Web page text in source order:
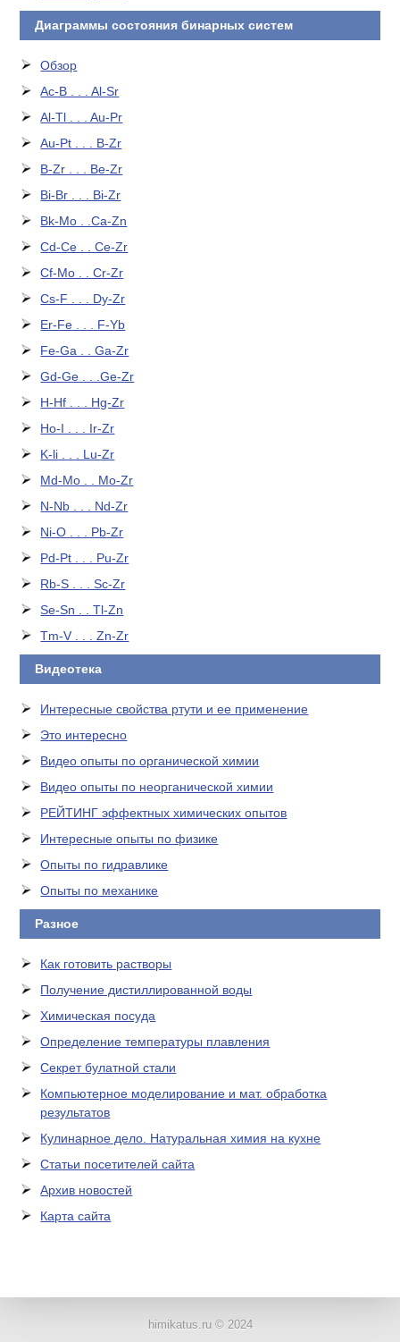
Диаграммы состояния бинарных систем
Обзор
Ac-B . . . Al-Sr
Al-Tl . . . Au-Pr
Au-Pt . . . B-Zr
B-Zr . . . Be-Zr
Bi-Br . . . Bi-Zr
Bk-Mo . .Ca-Zn
Cd-Ce . . Ce-Zr
Cf-Mo . . Cr-Zr
Cs-F . . . Dy-Zr
Er-Fe . . . F-Yb
Fe-Ga . . Ga-Zr
Gd-Ge . . .Ge-Zr
H-Hf . . . Hg-Zr
Ho-I . . . Ir-Zr
K-li . . . Lu-Zr
Md-Mo . . Mo-Zr
N-Nb . . . Nd-Zr
Ni-O . . . Pb-Zr
Pd-Pt . . . Pu-Zr
Rb-S . . . Sc-Zr
Se-Sn . . Tl-Zn
Tm-V . . . Zn-Zr
Видеотека
Интересные свойства ртути и ее применение
Это интересно
Видео опыты по органической химии
Видео опыты по неорганической химии
РЕЙТИНГ эффектных химических опытов
Интересные опыты по физике
Опыты по гидравлике
Опыты по механике
Разное
Как готовить растворы
Получение дистиллированной воды
Химическая посуда
Определение температуры плавления
Секрет булатной стали
Компьютерное моделирование и мат. обработка
результатов
Кулинарное дело. Натуральная химия на кухне
Статьи посетителей сайта
Архив новостей
Карта сайта
himikatus.ru © 2024